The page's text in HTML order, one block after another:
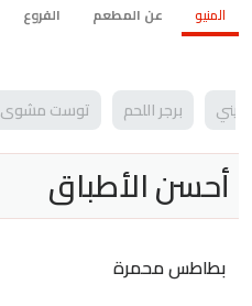
المنيو عن المطعم الفروع
بانيني برجر اللحم توست مشوى
أحسن الأطباق
بطاطس محمرة